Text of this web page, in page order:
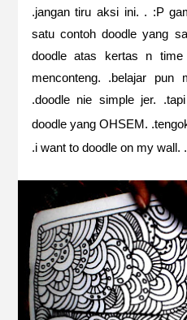
.jangan tiru aksi ini. . :P
satu contoh doodle yang
doodle atas kertas n
menconteng. .belajar
.doodle nie simple jer.
doodle yang OHSEM.
.i want to doodle on my wall.